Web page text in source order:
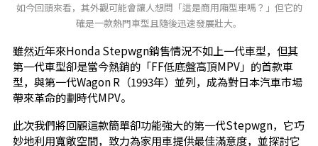
如今回頭來看，其外觀可能會讓人想問「這是商用廂型車嗎？」但它的
確是一款熱門車型且隨後迅速發展壯大。
雖然近年來Honda Stepwgn銷售情況不如上一代車型，但其
第一代車型卻是當今熱銷的「FF低底盤高頂MPV」的首款車
型，與第一代Wagon R（1993年）並列，成為對日本汽車市場
帶來革命的劃時代MPV。
此次我們將回顧這款簡單卻功能強大的第一代Stepwgn，它巧
妙地利用寬敞空間，致力為家用車提供最佳滿意度，並探討它